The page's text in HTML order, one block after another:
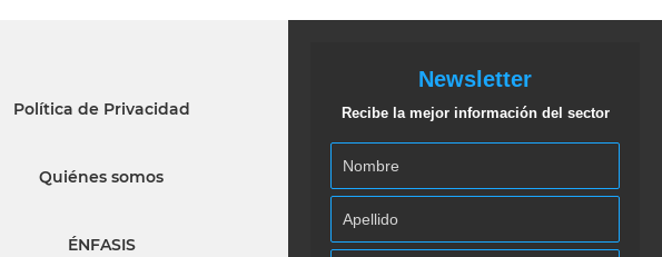
Política de Privacidad
Quiénes somos
ÉNFASIS
Newsletter
Recibe la mejor información del sector